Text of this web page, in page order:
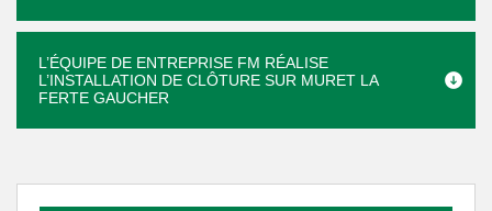
L’ÉQUIPE DE ENTREPRISE FM RÉALISE
L’INSTALLATION DE CLÔTURE SUR MURET LA
FERTE GAUCHER